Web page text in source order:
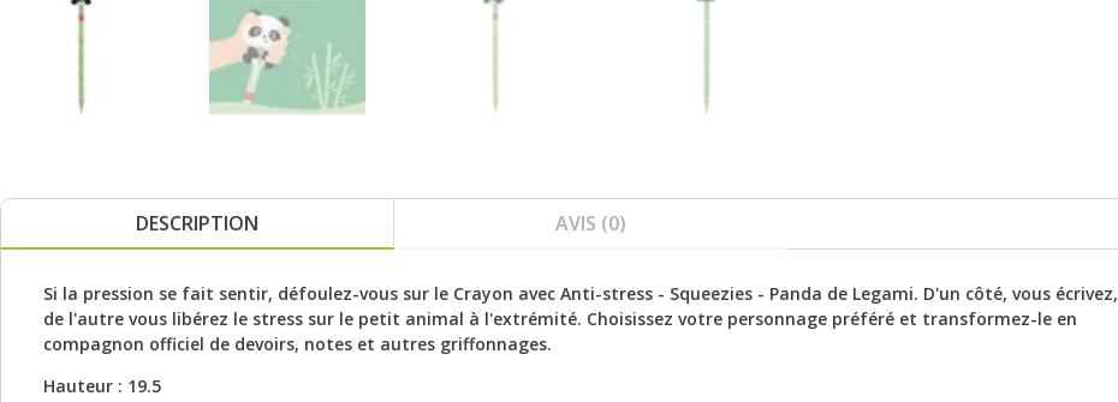
DESCRIPTION AVIS (0)
Si la pression se fait sentir, défoulez-vous sur le Crayon avec Anti-stress - Squeezies - Panda de Legami. D'un côté, vous écrivez,
de l'autre vous libérez le stress sur le petit animal à l'extrémité. Choisissez votre personnage préféré et transformez-le en
compagnon officiel de devoirs, notes et autres griffonnages.
Hauteur : 19.5